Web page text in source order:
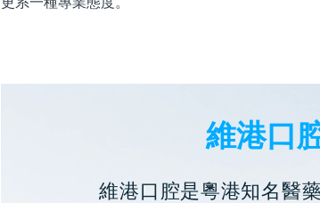
維港口
維港口腔是粵港知名醫